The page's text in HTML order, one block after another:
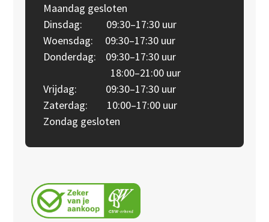
Maandag gesloten
Dinsdag: 09:30–17:30 uur
Woensdag: 09:30–17:30 uur
Donderdag: 09:30–17:30 uur
18:00–21:00 uur
Vrijdag: 09:30–17:30 uur
Zaterdag: 10:00–17:00 uur
Zondag gesloten